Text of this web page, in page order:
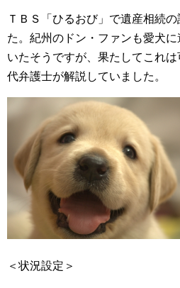
ＴＢＳ「ひるおび」で遺産相続
た。紀州のドン・ファンも愛犬
いたそうですが、果たしてこれ
代弁護士が解説していました。
＜状況設定＞